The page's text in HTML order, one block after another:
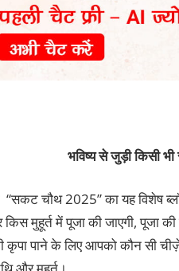
भविष्य से जुड़ी किसी
चौथ 2025” का यह विशेष
मुहूर्त में पूजा की जाएगी, पूजा
कृपा पाने के लिए आपको कौन सी